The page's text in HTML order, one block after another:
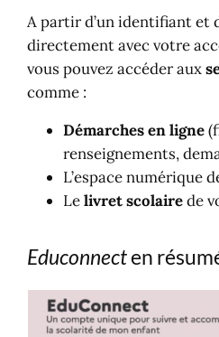
A partir d’un identifiant et
directement avec votre
vous pouvez accéder aux
comme :
Démarches en ligne
renseignements,
L’espace numérique
Lelivret scolairede
Educonnecten